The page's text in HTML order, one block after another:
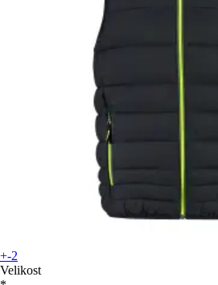
+-2
Velikost